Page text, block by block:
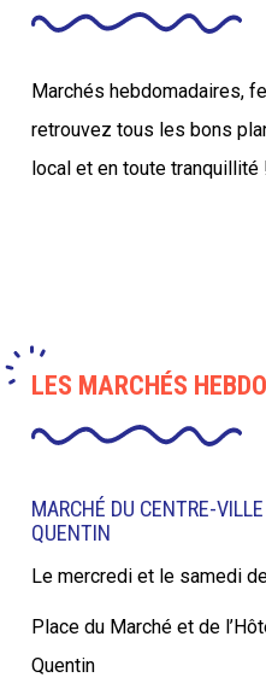
Marchés hebdomadaires,
retrouvez tous les bons
local et en toute tranquillité
LES MARCHÉS
MARCHÉ DU CENTRE-
QUENTIN
Le mercredi et le samedi
Place du Marché et de
Quentin